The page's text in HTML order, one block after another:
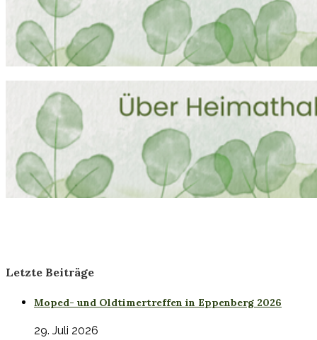
Letzte Beiträge
Moped- und Oldtimertreffen in Eppenberg 2026
29. Juli 2026